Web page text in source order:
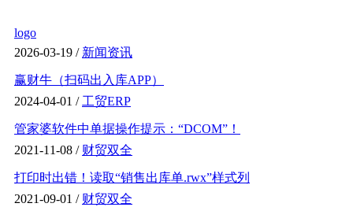
logo
2026-03-19 / 新闻资讯
赢财牛（扫码出入库APP）
2024-04-01 / 工贸ERP
管家婆软件中单据操作提示：“DCOM”！
2021-11-08 / 财贸双全
打印时出错！读取“销售出库单.rwx”样式列
2021-09-01 / 财贸双全